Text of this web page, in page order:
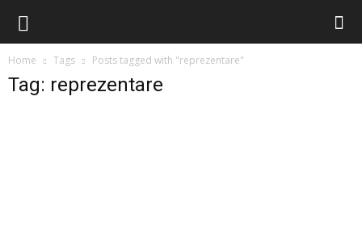
Home Tags Posts tagged with "reprezentare"
Tag: reprezentare